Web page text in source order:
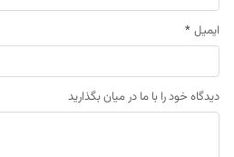
ایمیل *
دیدگاه خود را با ما در میان بگذارید